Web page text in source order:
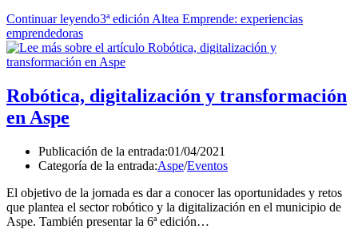
Continuar leyendo3ª edición Altea Emprende: experiencias
emprendedoras
Robótica, digitalización y transformación
en Aspe
Publicación de la entrada:01/04/2021
Categoría de la entrada:Aspe/Eventos
El objetivo de la jornada es dar a conocer las oportunidades y retos
que plantea el sector robótico y la digitalización en el municipio de
Aspe. También presentar la 6ª edición…